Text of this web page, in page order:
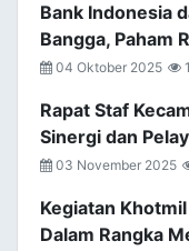
Bank Indonesia
Bangga, Paham
04 Oktober 2025
Rapat Staf
Sinergi dan
03 November 2025
Kegiatan
Dalam Rangka